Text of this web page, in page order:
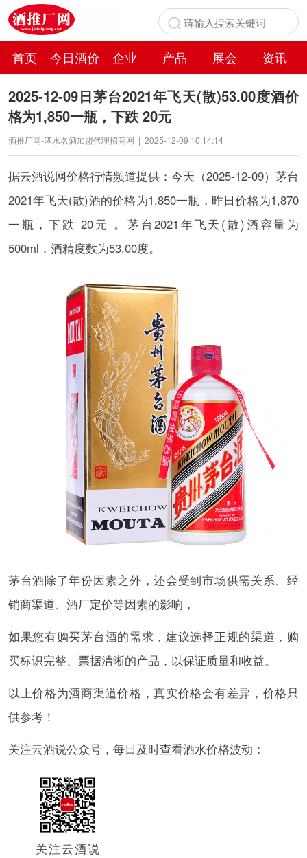
首页 今日酒价 企业 产品 展会
资讯
百科
2025-12-09日茅台2021年飞天(散)53.00度酒价
格为1,850一瓶，下跌 20元
酒推厂网-酒水名酒加盟代理招商网 | 2025-12-09 10:14:14
据云酒说网价格行情频道提供：今天（2025-12-09）茅台
2021年飞天(散)酒的价格为1,850一瓶，昨日价格为1,870
一瓶，下跌 20元 。茅台2021年飞天(散)酒容量为
500ml，酒精度数为53.00度。
茅台酒除了年份因素之外，还会受到市场供需关系、经
销商渠道、酒厂定价等因素的影响，
如果您有购买茅台酒的需求，建议选择正规的渠道，购
买标识完整、票据清晰的产品，以保证质量和收益。
以上价格为酒商渠道价格，真实价格会有差异，价格只
供参考！
关注云酒说公众号，每日及时查看酒水价格波动：
关注云酒说